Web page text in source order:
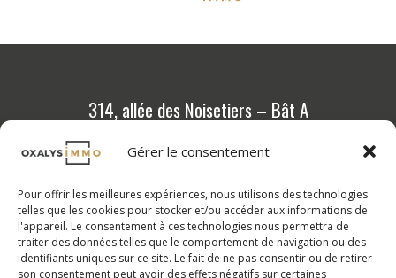
Gérer le consentement
Pour offrir les meilleures expériences, nous utilisons des technologies
telles que les cookies pour stocker et/ou accéder aux informations de
l'appareil. Le consentement à ces technologies nous permettra de
traiter des données telles que le comportement de navigation ou des
identifiants uniques sur ce site. Le fait de ne pas consentir ou de retirer
son consentement peut avoir des effets négatifs sur certaines
314, allée des Noisetiers – Bât A
Programmes neufs
Outils et conseils
Calcul de vos mensualités